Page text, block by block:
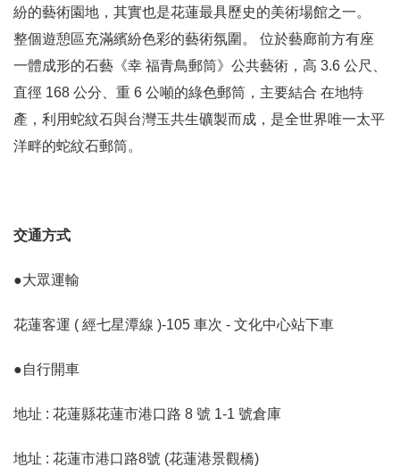
紛的藝術園地，其實也是花蓮最具歷史的美術場館之一。
整個遊憩區充滿繽紛色彩的藝術氛圍。 位於藝廊前方有座
一體成形的石藝《幸 福青鳥郵筒》公共藝術，高 3.6 公尺、
直徑 168 公分、重 6 公噸的綠色郵筒，主要結合 在地特
產，利用蛇紋石與台灣玉共生礦製而成，是全世界唯一太平
洋畔的蛇紋石郵筒。
交通方式
●大眾運輸
花蓮客運 ( 經七星潭線 )-105 車次 - 文化中心站下車
●自行開車
地址 : 花蓮縣花蓮市港口路 8 號 1-1 號倉庫
地址 : 花蓮市港口路8號 (花蓮港景觀橋)